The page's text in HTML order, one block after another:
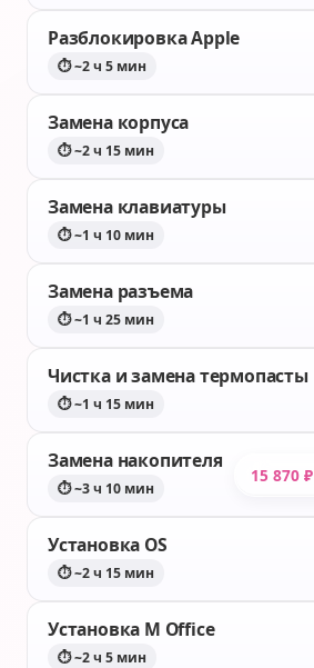
Разблокировка Apple
⏱ ~2 ч 5 мин
Замена корпуса
⏱ ~2 ч 15 мин
Замена клавиатуры
⏱ ~1 ч 10 мин
Замена разъема
⏱ ~1 ч 25 мин
Чистка и замена термопасты
⏱ ~1 ч 15 мин
Замена накопителя
⏱ ~3 ч 10 мин
15 870 ₽
Установка OS
⏱ ~2 ч 15 мин
Установка M Office
⏱ ~2 ч 5 мин